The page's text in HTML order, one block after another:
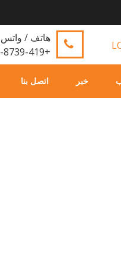
هاتف /
+86-1727-8739-419
خبر اتصل بنا